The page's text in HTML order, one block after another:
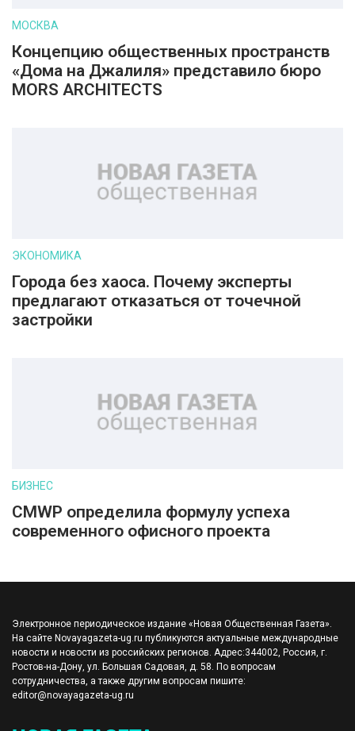
МОСКВА
Концепцию общественных пространств
«Дома на Джалиля» представило бюро
MORS ARCHITECTS
ЭКОНОМИКА
Города без хаоса. Почему эксперты
предлагают отказаться от точечной
застройки
БИЗНЕС
CMWP определила формулу успеха
современного офисного проекта
Электронное периодическое издание «Новая Общественная Газета».
На сайте Novayagazeta-ug.ru публикуются актуальные международные
новости и новости из российских регионов. Адрес:344002, Россия, г.
Ростов-на-Дону, ул. Большая Садовая, д. 58. По вопросам
сотрудничества, а также другим вопросам пишите:
editor@novayagazeta-ug.ru